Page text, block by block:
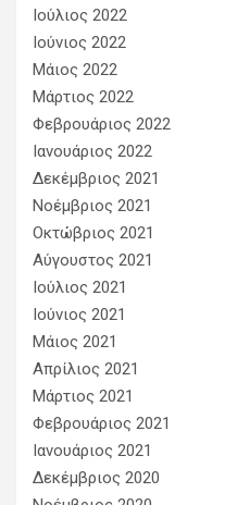
Ιούλιος 2022
Ιούνιος 2022
Μάιος 2022
Μάρτιος 2022
Φεβρουάριος 2022
Ιανουάριος 2022
Δεκέμβριος 2021
Νοέμβριος 2021
Οκτώβριος 2021
Αύγουστος 2021
Ιούλιος 2021
Ιούνιος 2021
Μάιος 2021
Απρίλιος 2021
Μάρτιος 2021
Φεβρουάριος 2021
Ιανουάριος 2021
Δεκέμβριος 2020